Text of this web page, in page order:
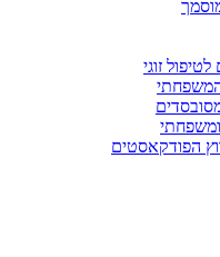
זוגי
ומשפחתי
הפודקאסטים